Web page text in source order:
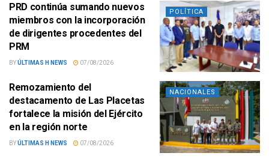
POLÍTICA
PRD continúa sumando nuevos
miembros con la incorporación
de dirigentes procedentes del
PRM
BYÚLTIMAS H NEWS 07/08/2026
NACIONALES
Remozamiento del
destacamento de Las Placetas
fortalece la misión del Ejército
en la región norte
BYÚLTIMAS H NEWS 07/08/2026